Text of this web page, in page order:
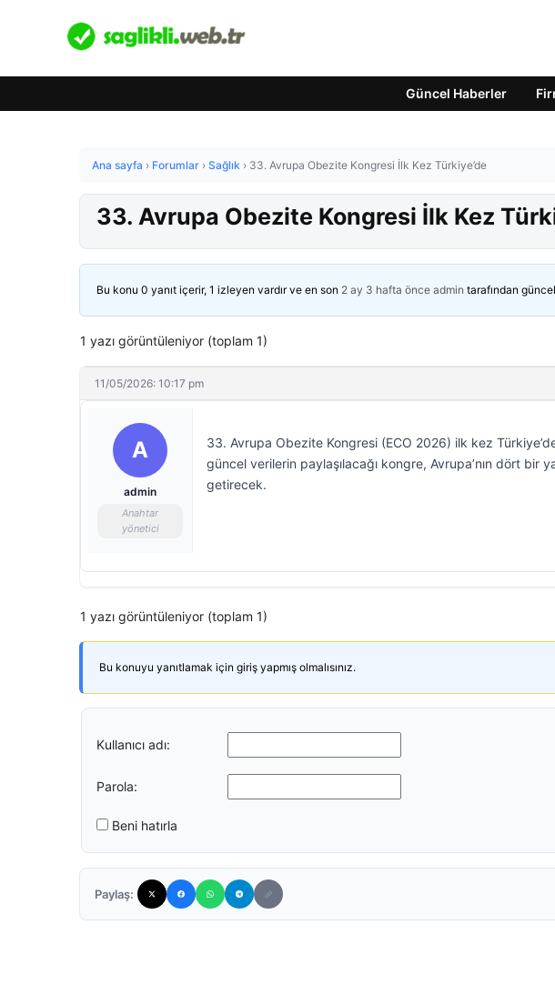
Güncel Haberler
Ana sayfa › Forumlar › Sağlık › 33. Avrupa Obezite Kongresi İlk Kez Türkiye’de
33. Avrupa Obezite Kongresi İlk Kez
Bu konu 0 yanıt içerir, 1 izleyen vardır ve en son 2 ay 3 hafta önce admin tarafından
1 yazı görüntüleniyor (toplam 1)
11/05/2026: 10:17 pm
A
admin
Anahtar
yönetici
33. Avrupa Obezite Kongresi (ECO 2026) ilk kez
güncel verilerin paylaşılacağı kongre, Avrupa’nın dört bir
getirecek.
1 yazı görüntüleniyor (toplam 1)
Bu konuyu yanıtlamak için giriş yapmış olmalısınız.
Kullanıcı adı:
Parola:
Beni hatırla
Paylaş: